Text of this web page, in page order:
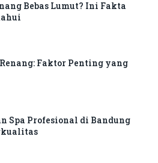
Bebas Lumut? Ini Fakta
Faktor Penting yang
Spa Profesional di Bandung